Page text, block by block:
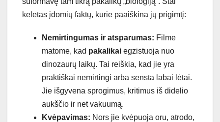
keletas įdomių faktų, kurie paaiškina jų prigimtį:
Nemirtingumas ir atsparumas: Filme
matome, kad pakalikai egzistuoja nuo
dinozaurų laikų. Tai reiškia, kad jie yra
praktiškai nemirtingi arba sensta labai lėtai.
Jie išgyvena sprogimus, kritimus iš didelio
aukščio ir net vakuumą.
Kvėpavimas: Nors jie kvėpuoja oru, atrodo,